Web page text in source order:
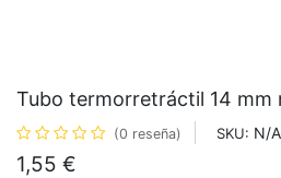
Tubo termorretráctil 14 mm
(0 reseña) SKU: N/A
1,55 €